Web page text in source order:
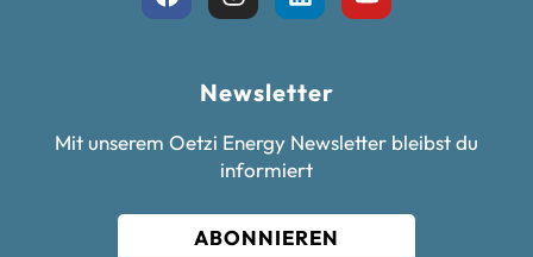
Newsletter
Mit unserem Oetzi Energy Newsletter bleibst du
informiert
ABONNIEREN